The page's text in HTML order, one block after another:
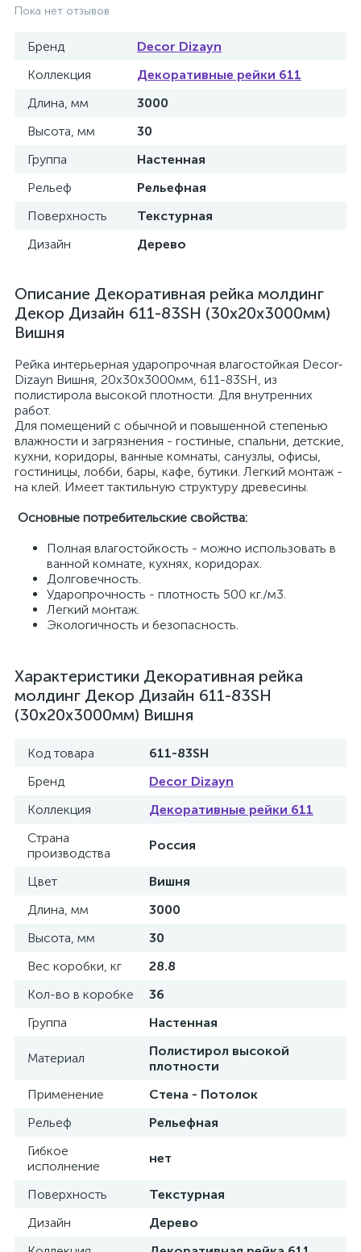
Пока нет отзывов
Бренд
Decor Dizayn
Коллекция
Декоративные рейки 611
Длина, мм
3000
Высота, мм
30
Группа
Настенная
Рельеф
Рельефная
Поверхность
Текстурная
Дизайн
Дерево
Описание Декоративная рейка молдинг
Декор Дизайн 611-83SH (30x20x3000мм)
Вишня
Рейка интерьерная ударопрочная влагостойкая Decor-
Dizayn Вишня, 20x30x3000мм, 611-83SH, из
полистирола высокой плотности. Для внутренних
работ.
Для помещений с обычной и повышенной степенью
влажности и загрязнения - гостиные, спальни, детские,
кухни, коридоры, ванные комнаты, санузлы, офисы,
гостиницы, лобби, бары, кафе, бутики. Легкий монтаж -
на клей. Имеет тактильную структуру древесины.
Основные потребительские свойства:
Полная влагостойкость - можно использовать в
ванной комнате, кухнях, коридорах.
Долговечность.
Ударопрочность - плотность 500 кг./м3.
Легкий монтаж.
Экологичность и безопасность.
Характеристики Декоративная рейка
молдинг Декор Дизайн 611-83SH
(30x20x3000мм) Вишня
Код товара
611-83SH
Бренд
Decor Dizayn
Коллекция
Декоративные рейки 611
Страна
производства
Россия
Цвет
Вишня
Длина, мм
3000
Высота, мм
30
Вес коробки, кг
28.8
Кол-во в коробке
36
Группа
Настенная
Материал
Полистирол высокой
плотности
Применение
Стена - Потолок
Рельеф
Рельефная
Гибкое
исполнение
нет
Поверхность
Текстурная
Дизайн
Дерево